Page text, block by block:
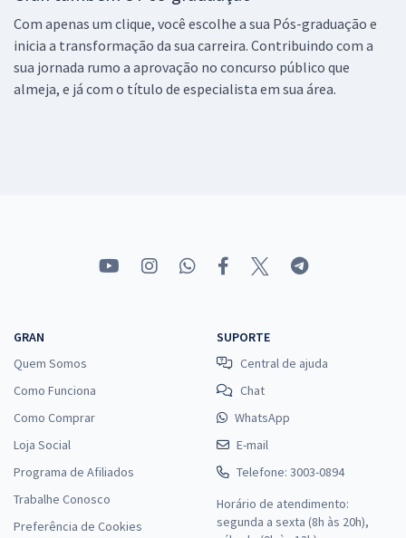
Com apenas um clique, você escolhe a sua Pós-graduação e
inicia a transformação da sua carreira. Contribuindo com a
sua jornada rumo a aprovação no concurso público que
almeja, e já com o título de especialista em sua área.
GRAN
Quem Somos
Como Funciona
Como Comprar
Loja Social
Programa de Afiliados
Trabalhe Conosco
Preferência de Cookies
SUPORTE
Central de ajuda
Chat
WhatsApp
E-mail
Telefone: 3003-0894
Horário de atendimento:
segunda a sexta (8h às 20h),